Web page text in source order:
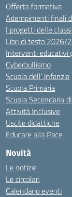
Offerta formativa
Adempimenti finali
I progetti delle classi
Libri di testo 2026/
Interventi educativi
Cyberbullismo
Scuola dell’ Infanzia
Scuola Primaria
Scuola Secondaria
Attività Inclusive
Uscite didattiche
Educare alla Pace
Novità
Le notizie
Le circolari
Calendario eventi